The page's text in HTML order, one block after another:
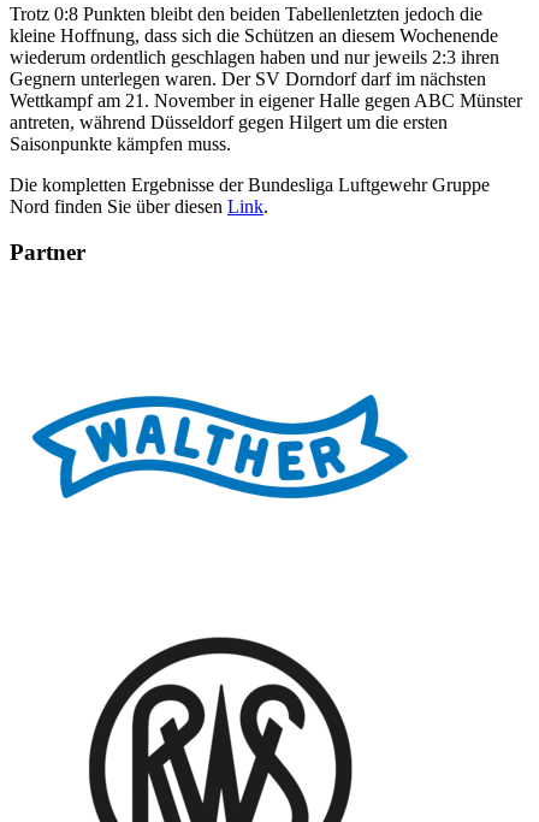
Trotz 0:8 Punkten bleibt den beiden Tabellenletzten jedoch die
kleine Hoffnung, dass sich die Schützen an diesem Wochenende
wiederum ordentlich geschlagen haben und nur jeweils 2:3 ihren
Gegnern unterlegen waren. Der SV Dorndorf darf im nächsten
Wettkampf am 21. November in eigener Halle gegen ABC Münster
antreten, während Düsseldorf gegen Hilgert um die ersten
Saisonpunkte kämpfen muss.
Die kompletten Ergebnisse der Bundesliga Luftgewehr Gruppe
Nord finden Sie über diesen Link.
Partner